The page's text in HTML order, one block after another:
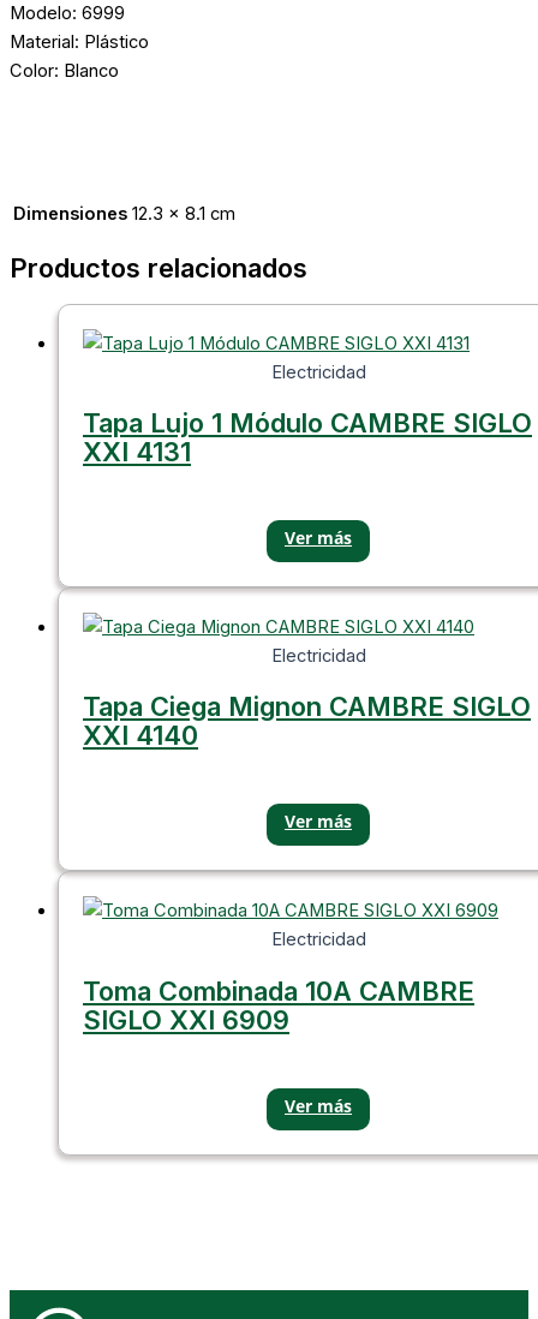
Modelo: 6999
Material: Plástico
Color: Blanco
Dimensiones 12.3 × 8.1 cm
Productos relacionados
Electricidad
Tapa Lujo 1 Módulo CAMBRE SIGLO
XXI 4131
Electricidad
Tapa Ciega Mignon CAMBRE SIGLO
XXI 4140
Electricidad
Toma Combinada 10A CAMBRE
SIGLO XXI 6909